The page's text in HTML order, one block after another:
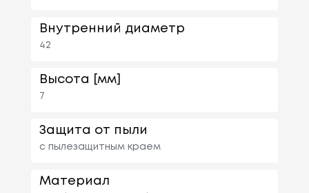
Внутренний диаметр
42
Высота [мм]
7
Защита от пыли
с пылезащитным краем
Материал